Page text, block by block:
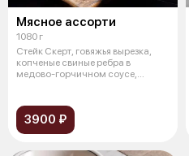
Мясное ассорти
1080 г
Стейк Скерт, говяжья вырезка,
копченые свиные ребра в
медово-горчичном соусе,
3900 ₽